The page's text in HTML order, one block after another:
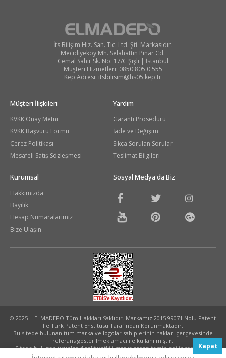
İts Bilişim Hiz. San. Tic. Ltd. Şti. Markasıdır.
Mecidiyeköy Mh. Selahattin Pınar Cd.
Cemal Sahir Sk. No: 17/C Şişli | İstanbul
Müşteri Hizmetleri: 0850 805 0 555
Kep Adresi: itsbilisim@hs05.kep.tr
Müşteri İlişkileri
KVKK Onay Metni
KVKK Başvuru Formu
Çerez Politikası
Mesafeli Satış Sözleşmesi
Yardım
Garanti Prosedürü
İade ve Değişim
Sıkça Sorulan Sorular
Teslimat Bilgileri
Kurumsal
Hakkımızda
Bayilik
Hesap Numaralarımız
Bize Ulaşın
Sosyal Medya'da Biz
© 2025 | ELMADEPO Tüm Hakkları Saklıdır. Markamız 2015 99071 Nolu Patent
İle Türk Patent Enstitüsü Tarafından Korunmaktadır.
Bu sitede bulunan tüm marka ve logolar sahiplerinin hakları çerçevesinde
referans gösterilmek amacı ile kullanılmıştır.
Sitede bulunan ürünler direkt yetkili markalardan temin edilip tarafınıza
ulaştırılmaktadır.
Kapat